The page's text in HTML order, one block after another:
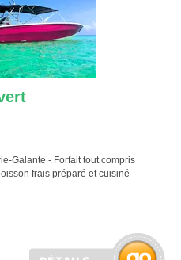
Galante - Forfait tout compris
frais préparé et cuisiné